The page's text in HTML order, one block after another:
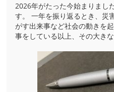
2026年がたった今始まりまし
す。 一年を振り返るとき、災
がす出来事など社会の動きを
事をしている以上、その大き